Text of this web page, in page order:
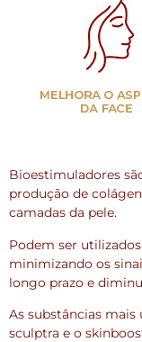
Bioestimuladores
produção de
camadas da pele.
Podem ser
minimizando os
longo prazo e
As substâncias mais
sculptra e o